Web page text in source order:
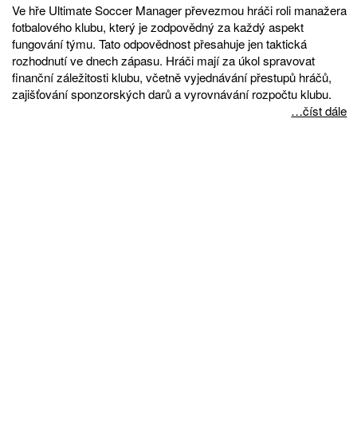
Ve hře Ultimate Soccer Manager převezmou hráči roli manažera
fotbalového klubu, který je zodpovědný za každý aspekt
fungování týmu. Tato odpovědnost přesahuje jen taktická
rozhodnutí ve dnech zápasu. Hráči mají za úkol spravovat
finanční záležitosti klubu, včetně vyjednávání přestupů hráčů,
zajišťování sponzorských darů a vyrovnávání rozpočtu klubu.
…číst dále